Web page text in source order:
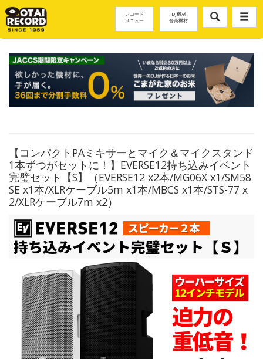
レコード
メニュー
DJ機材
音楽機材
【コンパクトPAミキサーとマイク＆マイクスタンド
1本ずつがセットに！】EVERSE12持ち込みイベント
完璧セット【S】（EVERSE12 x2本/MG06X x1/SM58
SE x1本/XLRケーブル5m x1本/MBCS x1本/STS-77 x
2/XLRケーブル7m x2）